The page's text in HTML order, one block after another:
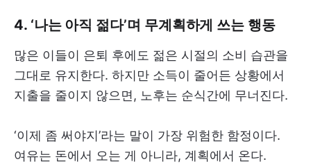
4. ‘나는 아직 젊다’며 무계획하게 쓰는 행동
많은 이들이 은퇴 후에도 젊은 시절의 소비 습관을
그대로 유지한다. 하지만 소득이 줄어든 상황에서
지출을 줄이지 않으면, 노후는 순식간에 무너진다.
‘이제 좀 써야지’라는 말이 가장 위험한 함정이다.
여유는 돈에서 오는 게 아니라, 계획에서 온다.